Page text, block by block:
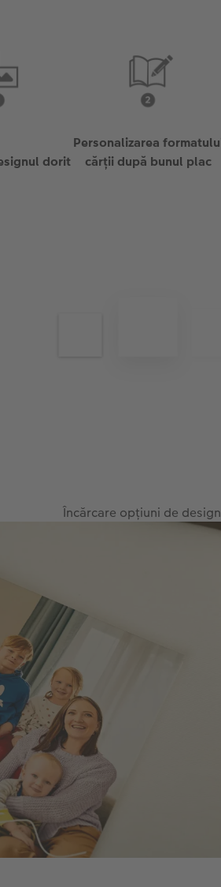
dorit
Personalizarea
cărții după bunul plac
Încărcare opțiuni de